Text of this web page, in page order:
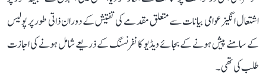
اشتعال انگیز عوامی بیانات سے متعلق مقدمے کی تفتیش کے دوران ذاتی طور پر پولیس
کے سامنے پیش ہونے کے بجائے ویڈیو کانفرنسنگ کے ذریعے شامل ہونے کی اجازت
طلب کی تھی۔